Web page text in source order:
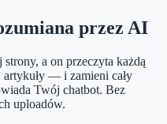
przez AI
a on przeczyta każdą
— i zamieni cały
Twój chatbot. Bez
uploadów.